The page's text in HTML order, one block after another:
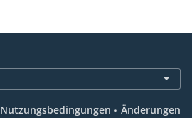
Nutzungsbedingungen . Änderungen